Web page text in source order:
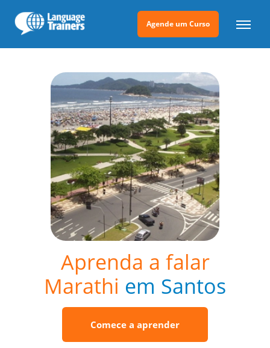
Agende um Curso
Aprenda a falar
Marathi em Santos
Comece a aprender